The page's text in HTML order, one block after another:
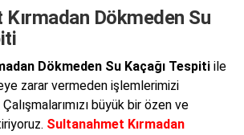
Dökmeden Su
Dökmeden Su Kaçağı Tespiti ile
zarar vermeden işlemlerimizi
büyük bir özen ve
Sultanahmet Kırmadan